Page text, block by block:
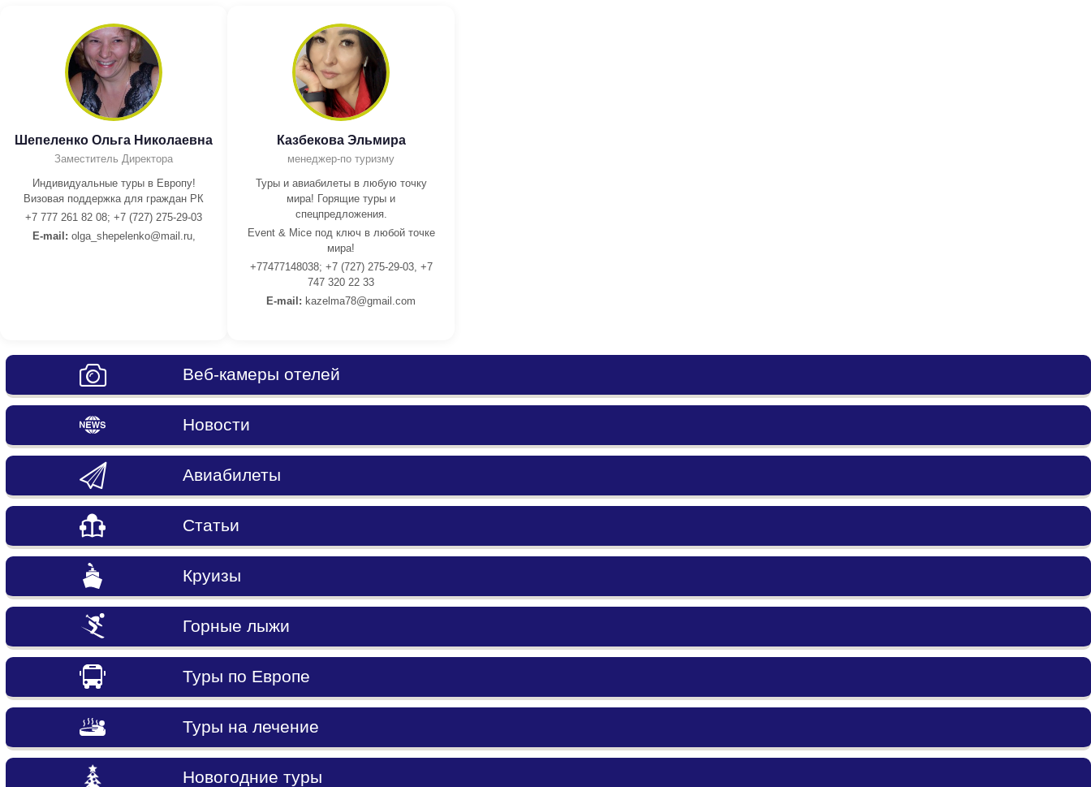
Шепеленко Ольга Николаевна
Заместитель Директора
Индивидуальные туры в Европу!
Визовая поддержка для граждан РК
+7 777 261 82 08; +7 (727) 275-29-03
E-mail: olga_shepelenko@mail.ru,
Казбекова Эльмира
менеджер-по туризму
Туры и авиабилеты в любую точку
мира! Горящие туры и
спецпредложения.
Event & Mice под ключ в любой точке
мира!
+77477148038; +7 (727) 275-29-03, +7
747 320 22 33
E-mail: kazelma78@gmail.com
Веб-камеры отелей
Новости
Авиабилеты
Статьи
Круизы
Горные лыжи
Туры по Европе
Туры на лечение
Новогодние туры